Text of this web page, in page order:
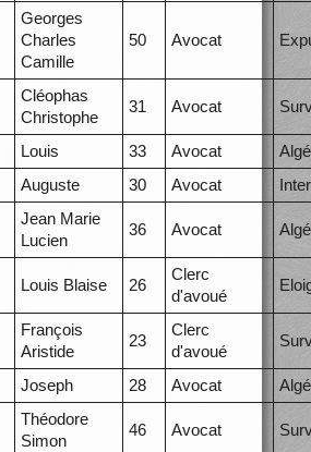
Georges
Charles
Camille
50 Avocat
Cléophas
Christophe
31 Avocat
Louis 33 Avocat
Auguste 30 Avocat
Jean Marie
Lucien
36 Avocat
Louis Blaise 26
Clerc
d'avoué
François
Aristide
23
Clerc
d'avoué
Joseph 28 Avocat
Théodore
Simon
46 Avocat